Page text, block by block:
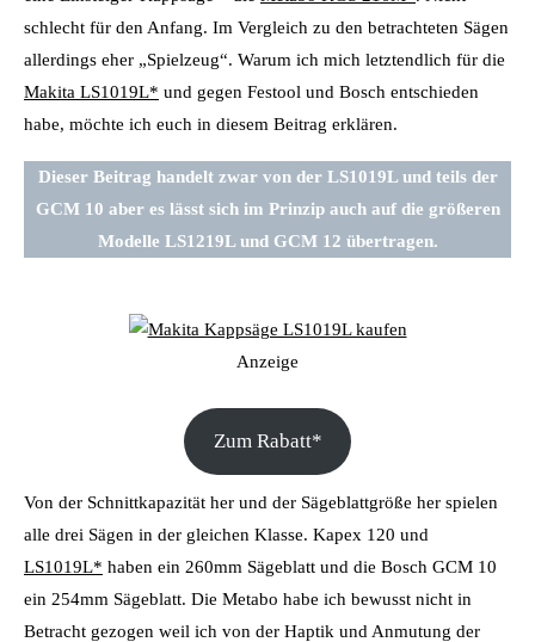
schlecht für den Anfang. Im Vergleich zu den betrachteten Sägen
allerdings eher „Spielzeug“. Warum ich mich letztendlich für die
Makita LS1019L* und gegen Festool und Bosch entschieden
habe, möchte ich euch in diesem Beitrag erklären.
Dieser Beitrag handelt zwar von der LS1019L und teils der
GCM 10 aber es lässt sich im Prinzip auch auf die größeren
Modelle LS1219L und GCM 12 übertragen.
Anzeige
Zum Rabatt*
Von der Schnittkapazität her und der Sägeblattgröße her spielen
alle drei Sägen in der gleichen Klasse. Kapex 120 und
LS1019L* haben ein 260mm Sägeblatt und die Bosch GCM 10
ein 254mm Sägeblatt. Die Metabo habe ich bewusst nicht in
Betracht gezogen weil ich von der Haptik und Anmutung der